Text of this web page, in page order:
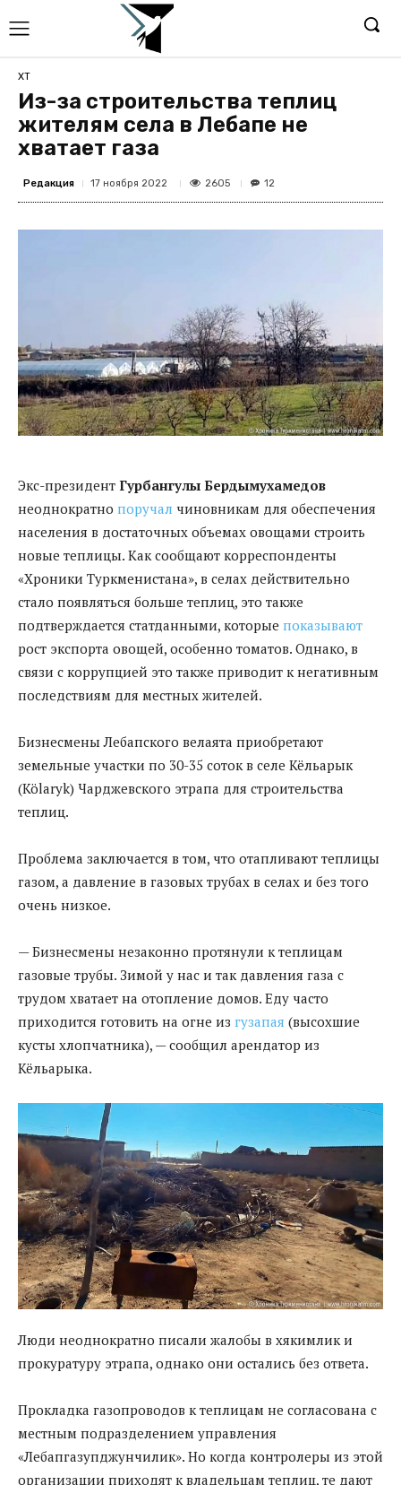
ХТ
Из-за строительства теплиц
жителям села в Лебапе не
хватает газа
Редакция 17 ноября 2022 2605 12
Экс-президент Гурбангулы Бердымухамедов
неоднократно поручал чиновникам для обеспечения
населения в достаточных объемах овощами строить
новые теплицы. Как сообщают корреспонденты
«Хроники Туркменистана», в селах действительно
стало появляться больше теплиц, это также
подтверждается статданными, которые показывают
рост экспорта овощей, особенно томатов. Однако, в
связи с коррупцией это также приводит к негативным
последствиям для местных жителей.
Бизнесмены Лебапского велаята приобретают
земельные участки по 30-35 соток в селе Кёльарык
(Kölaryk) Чарджевского этрапа для строительства
теплиц.
Проблема заключается в том, что отапливают теплицы
газом, а давление в газовых трубах в селах и без того
очень низкое.
— Бизнесмены незаконно протянули к теплицам
газовые трубы. Зимой у нас и так давления газа с
трудом хватает на отопление домов. Еду часто
приходится готовить на огне из гузапая (высохшие
кусты хлопчатника), — сообщил арендатор из
Кёльарыка.
Люди неоднократно писали жалобы в хякимлик и
прокуратуру этрапа, однако они остались без ответа.
Прокладка газопроводов к теплицам не согласована с
местным подразделением управления
«Лебапгазупджунчилик». Но когда контролеры из этой
организации приходят к владельцам теплиц, те дают